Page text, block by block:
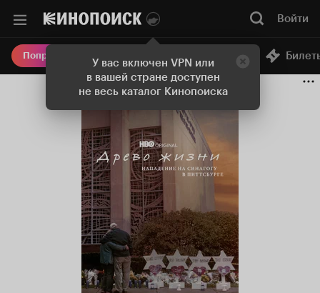
У вас включен VPN или
в вашей стране доступен
не весь каталог Кинопоиска
Войти
Попробовать Плюс Онлайн-кинотеатр